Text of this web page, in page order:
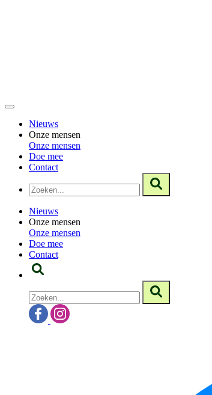
Nieuws
Onze mensen
Onze mensen
Doe mee
Contact
Nieuws
Onze mensen
Onze mensen
Doe mee
Contact